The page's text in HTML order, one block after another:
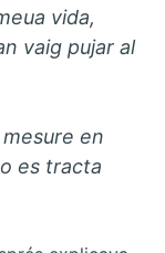
vida,
vaig pujar al
mesure en
es tracta